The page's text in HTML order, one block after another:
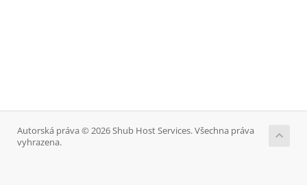
Autorská práva © 2026 Shub Host Services. Všechna práva
vyhrazena.